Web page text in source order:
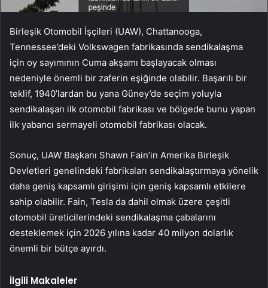
Birleşik Otomobil İşçileri (UAW), Chattanooga,
Tennessee’deki Volkswagen fabrikasında sendikalaşma
için oy sayımının Cuma akşamı başlayacak olması
nedeniyle önemli bir zaferin eşiğinde olabilir. Başarılı bir
teklif, 1940’lardan bu yana Güney’de seçim yoluyla
sendikalaşan ilk otomobil fabrikası ve bölgede bunu yapan
ilk yabancı sermayeli otomobil fabrikası olacak.
Sonuç, UAW Başkanı Shawn Fain’in Amerika Birleşik
Devletleri genelindeki fabrikaları sendikalaştırmaya yönelik
daha geniş kapsamlı girişimi için geniş kapsamlı etkilere
sahip olabilir. Fain, Tesla da dahil olmak üzere çeşitli
otomobil üreticilerindeki sendikalaşma çabalarını
desteklemek için 2026 yılına kadar 40 milyon dolarlık
önemli bir bütçe ayırdı.
İlgili Makaleler